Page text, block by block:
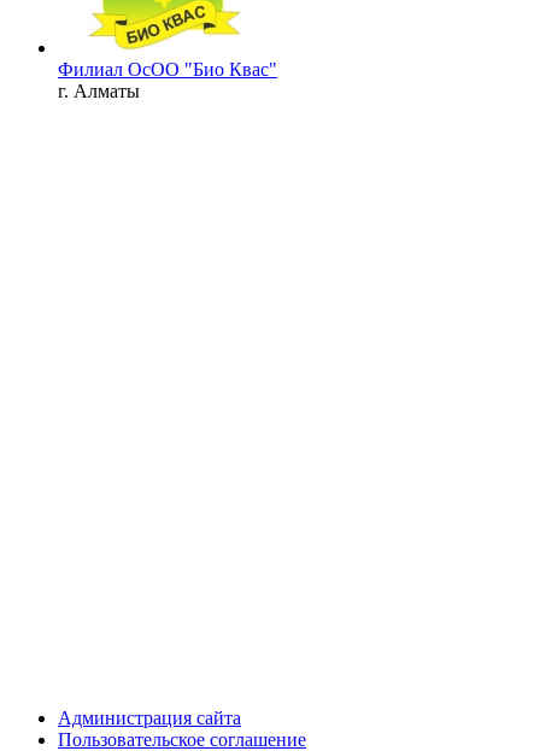
Филиал ОсОО "Био Квас"
г. Алматы
Администрация сайта
Пользовательское соглашение